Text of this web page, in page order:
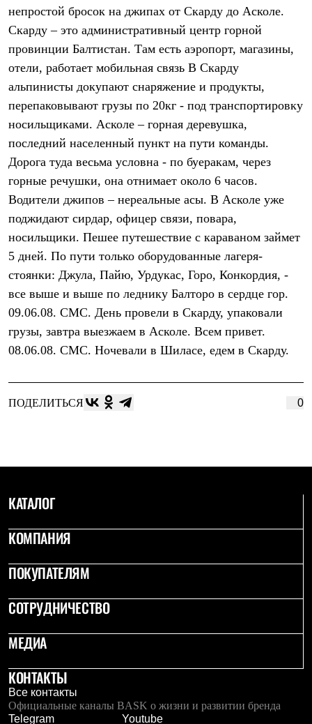
Брюки
Штормовая одежда
Софтшелл одежда
Куртки
Брюки
Рубашки
Футболки
Брюки
Термобелье
Среднее термобелье
Легкое термобелье
Флисовая одежда
Брюки
Детская одежда
Утепленная пухом
Комбинезоны
Куртки
Брюки
Утепленная синтетикой
Комбинезоны
Куртки
Толстовки
Куртки
Комбинезоны
Комплект термобелья
Снаряжение
Палатки
Аксессуары для палаток
Рюкзаки
Легкоходные
Альпинистские
Городские
Аксессуары для рюкзаков
Спальные мешки
Пуховые
Комбинированные
непростой бросок на джипах от Скарду до Асколе.
Скарду – это административный центр горной
провинции Балтистан. Там есть аэропорт, магазины,
отели, работает мобильная связь В Скарду
альпинисты докупают снаряжение и продукты,
перепаковывают грузы по 20кг - под транспортировку
носильщиками. Асколе – горная деревушка,
последний населенный пункт на пути команды.
Дорога туда весьма условна - по буеракам, через
горные речушки, она отнимает около 6 часов.
Водители джипов – нереальные асы. В Асколе уже
поджидают сирдар, офицер связи, повара,
носильщики. Пешее путешествие с караваном займет
5 дней. По пути только оборудованные лагеря-
стоянки: Джула, Пайю, Урдукас, Горо, Конкордия, -
все выше и выше по леднику Балторо в сердце гор.
09.06.08. СМС. День провели в Скарду, упаковали
грузы, завтра выезжаем в Асколе. Всем привет.
08.06.08. СМС. Ночевали в Шиласе, едем в Скарду.
ПОДЕЛИТЬСЯ 0
КАТАЛОГ
КОМПАНИЯ
ПОКУПАТЕЛЯМ
СОТРУДНИЧЕСТВО
МЕДИА
КОНТАКТЫ
Все контакты
Официальные каналы BASK о жизни и развитии бренда
Telegram
Youtube